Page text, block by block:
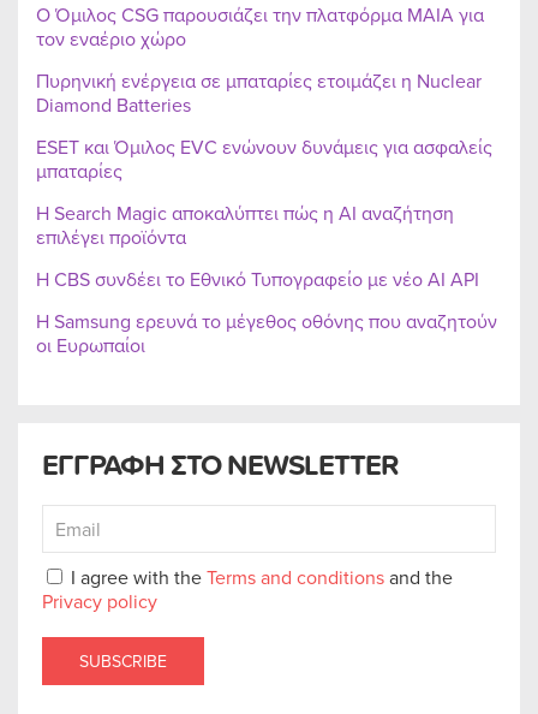
ΕΓΓΡΑΦΗ ΣΤΟ NEWSLETTER
I agree with theTerms and conditionsand the
Privacy policy
SUBSCRIBE
Ο Όμιλος CSG παρουσιάζει την πλατφόρμα MAIA για
τον εναέριο χώρο
Πυρηνική ενέργεια σε μπαταρίες ετοιμάζει η Nuclear
Diamond Batteries
ESET και Όμιλος EVC ενώνουν δυνάμεις για ασφαλείς
μπαταρίες
Η Search Magic αποκαλύπτει πώς η AI αναζήτηση
επιλέγει προϊόντα
Η CBS συνδέει το Εθνικό Τυπογραφείο με νέο AI API
Η Samsung ερευνά το μέγεθος οθόνης που αναζητούν
οι Ευρωπαίοι